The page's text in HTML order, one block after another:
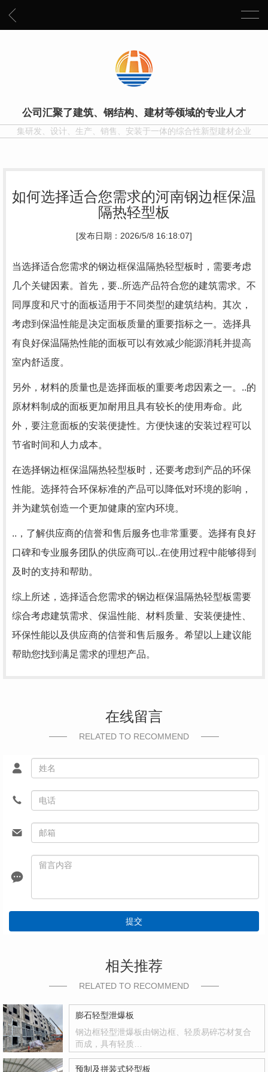
公司汇聚了建筑、钢结构、建材等领域的专业人才
集研发、设计、生产、销售、安装于一体的综合性新型建材企业
如何选择适合您需求的河南钢边框保温
隔热轻型板
[发布日期：2026/5/8 16:18:07]
当选择适合您需求的钢边框保温隔热轻型板时，需要考虑
几个关键因素。首先，要..所选产品符合您的建筑需求。不
同厚度和尺寸的面板适用于不同类型的建筑结构。其次，
考虑到保温性能是决定面板质量的重要指标之一。选择具
有良好保温隔热性能的面板可以有效减少能源消耗并提高
室内舒适度。
另外，材料的质量也是选择面板的重要考虑因素之一。..的
原材料制成的面板更加耐用且具有较长的使用寿命。此
外，要注意面板的安装便捷性。方便快速的安装过程可以
节省时间和人力成本。
在选择钢边框保温隔热轻型板时，还要考虑到产品的环保
性能。选择符合环保标准的产品可以降低对环境的影响，
并为建筑创造一个更加健康的室内环境。
..，了解供应商的信誉和售后服务也非常重要。选择有良好
口碑和专业服务团队的供应商可以..在使用过程中能够得到
及时的支持和帮助。
综上所述，选择适合您需求的钢边框保温隔热轻型板需要
综合考虑建筑需求、保温性能、材料质量、安装便捷性、
环保性能以及供应商的信誉和售后服务。希望以上建议能
帮助您找到满足需求的理想产品。
在线留言
RELATED TO RECOMMEND
提交
相关推荐
RELATED TO RECOMMEND
膨石轻型泄爆板
钢边框轻型泄爆板由钢边框、轻质易碎芯材复合
而成，具有轻质…
预制及拼装式轻型板